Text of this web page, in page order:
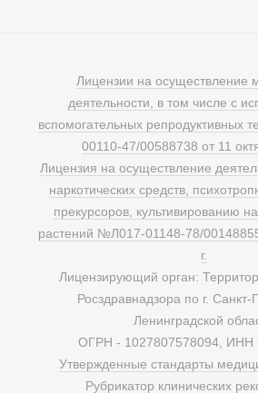
Лицензии на осуществление
деятельности, в том числе с
вспомогательных репродуктивных
00110-47/00588738 от 11
Лицензия на осуществление
наркотических средств,
прекурсоров, культивированию
растений №Л017-01148-78/
г.
Лицензирующий орган:
Росздравнадзора по г. Санкт-
Ленинградской
ОГРН - 1027807578094, ИНН
Утвержденные стандарты
Рубрикатор клинических